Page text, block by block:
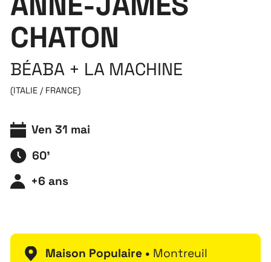
CHATON
BÉABA + LA MACHINE
(ITALIE / FRANCE)
Ven 31 mai
60'
+6 ans
Maison Populaire • Montreuil